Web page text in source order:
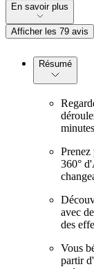
En savoir plus
Afficher les 79 avis
Résumé
360°
avec
des
Vous
partir